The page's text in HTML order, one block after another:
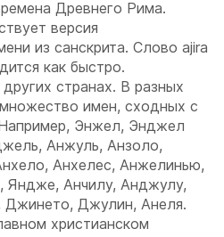
Древнего Рима.
версия
из санскрита. Слово ajira
как быстро.
странах. В разных
имен, сходных с
Энжел, Энджел
Анжуль, Анзоло,
Анхелес, Анжелинью,
Анчилу, Анджулу,
Джулин, Анеля.
христианском